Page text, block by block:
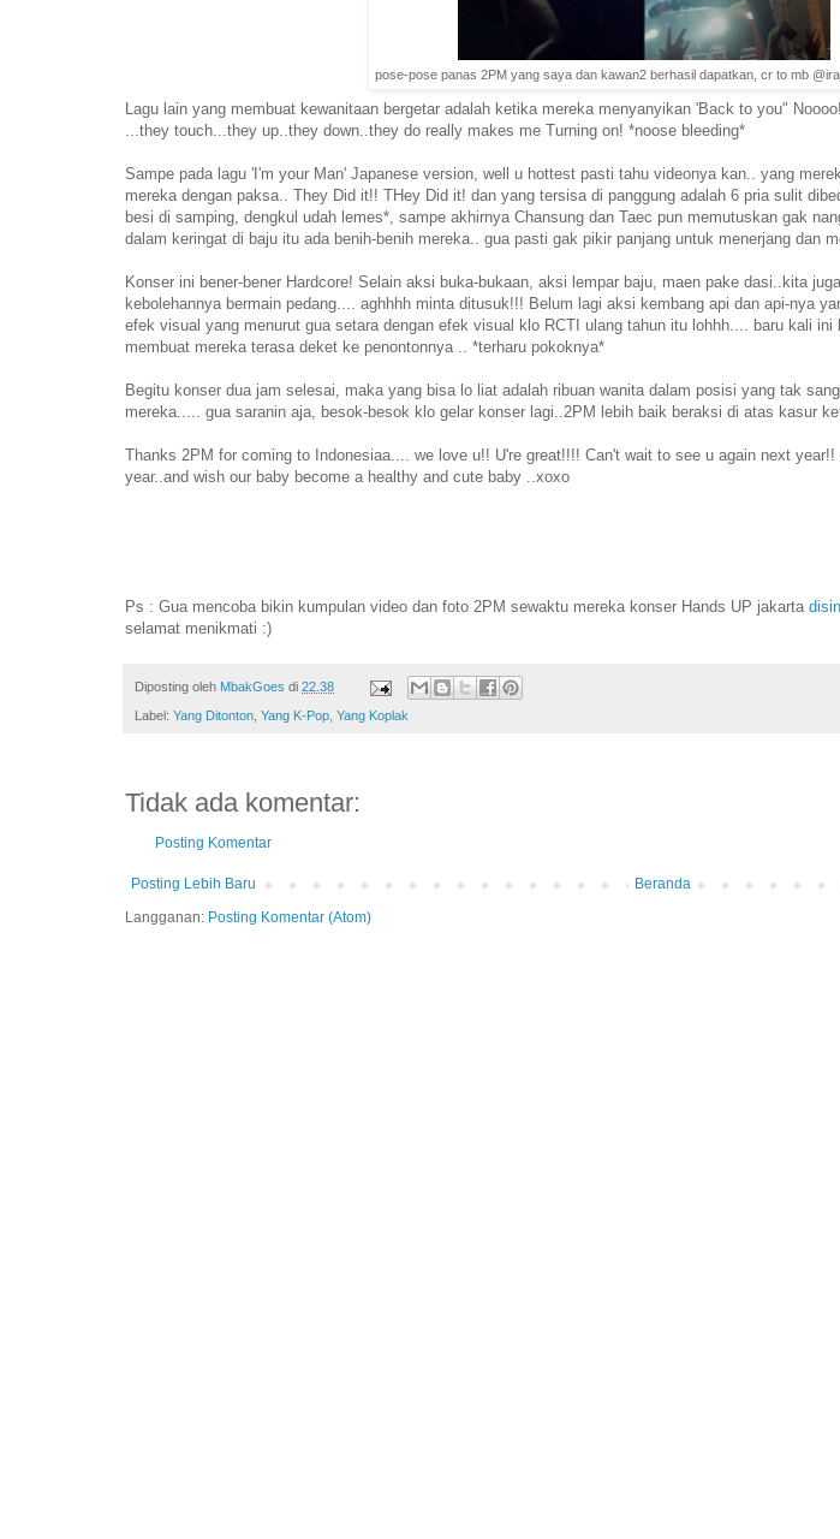
pose-pose panas 2PM yang saya dan kawan2 berhasil dapatkan, cr to mb
Lagu lain yang membuat kewanitaan bergetar adalah ketika mereka menyanyikan 'Back to you"
...they touch...they up..they down..they do really makes me Turning on! *noose bleeding*
Sampe pada lagu 'I'm your Man' Japanese version, well u hottest pasti tahu videonya kan.. yang
mereka dengan paksa.. They Did it!! THey Did it! dan yang tersisa di panggung adalah 6 pria sulit
besi di samping, dengkul udah lemes*, sampe akhirnya Chansung dan Taec pun memutuskan gak
dalam keringat di baju itu ada benih-benih mereka.. gua pasti gak pikir panjang untuk menerjang dan
Konser ini bener-bener Hardcore! Selain aksi buka-bukaan, aksi lempar baju, maen pake dasi..kita
kebolehannya bermain pedang.... aghhhh minta ditusuk!!! Belum lagi aksi kembang api dan api-nya
efek visual yang menurut gua setara dengan efek visual klo RCTI ulang tahun itu lohhh.... baru kali
membuat mereka terasa deket ke penontonnya .. *terharu pokoknya*
Begitu konser dua jam selesai, maka yang bisa lo liat adalah ribuan wanita dalam posisi yang tak
mereka..... gua saranin aja, besok-besok klo gelar konser lagi..2PM lebih baik beraksi di atas kasur
Thanks 2PM for coming to Indonesiaa.... we love u!! U're great!!!! Can't wait to see u again next
year..and wish our baby become a healthy and cute baby ..xoxo
Ps : Gua mencoba bikin kumpulan video dan foto 2PM sewaktu mereka konser Hands UP jakarta
selamat menikmati :)
Diposting oleh MbakGoes di 22.38
Label: Yang Ditonton Yang K-Pop Yang Koplak
Tidak ada komentar:
Posting Komentar
Posting Lebih Baru
Beranda
Langganan: Posting Komentar (Atom)